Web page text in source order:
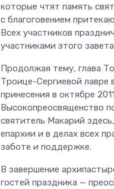
которые чтят память
с благоговением
Всех участников
участниками этого
Продолжая тему, глава
Троице-Сергиевой лавре
принесения в октябре
Высокопреосвященство
святитель Макарий
епархии и в делах всех
заботе и поддержке.
В завершение
гостей праздника —